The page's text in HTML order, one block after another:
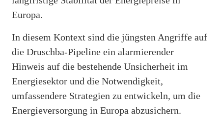
Europa.
In diesem Kontext sind die jüngsten Angriffe auf
die Druschba-Pipeline ein alarmierender
Hinweis auf die bestehende Unsicherheit im
Energiesektor und die Notwendigkeit,
umfassendere Strategien zu entwickeln, um die
Energieversorgung in Europa abzusichern.